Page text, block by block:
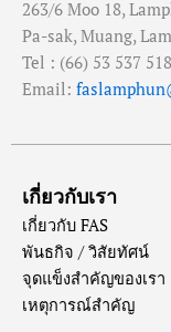
263/6 Moo 18,
Pa-sak, Muang,
Tel : (66) 53 537 518
Email:
เกี่ยวกับเรา
เกี่ยวกับ FAS
พันธกิจ / วิสัยทัศน์
จุดแข็งสำคัญของเรา
เหตุการณ์สำคัญ